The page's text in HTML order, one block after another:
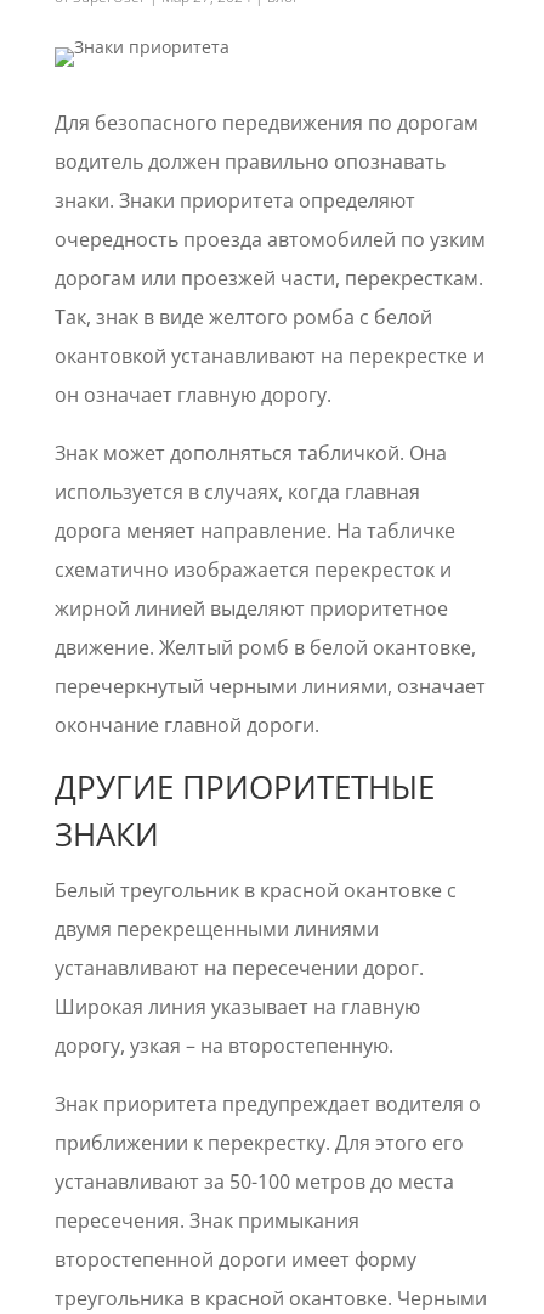
Для безопасного передвижения по дорогам
водитель должен правильно опознавать
знаки. Знаки приоритета определяют
очередность проезда автомобилей по узким
дорогам или проезжей части, перекресткам.
Так, знак в виде желтого ромба с белой
окантовкой устанавливают на перекрестке и
он означает главную дорогу.
Знак может дополняться табличкой. Она
используется в случаях, когда главная
дорога меняет направление. На табличке
схематично изображается перекресток и
жирной линией выделяют приоритетное
движение. Желтый ромб в белой окантовке,
перечеркнутый черными линиями, означает
окончание главной дороги.
ДРУГИЕ ПРИОРИТЕТНЫЕ
ЗНАКИ
Белый треугольник в красной окантовке с
двумя перекрещенными линиями
устанавливают на пересечении дорог.
Широкая линия указывает на главную
дорогу, узкая – на второстепенную.
Знак приоритета предупреждает водителя о
приближении к перекрестку. Для этого его
устанавливают за 50-100 метров до места
пересечения. Знак примыкания
второстепенной дороги имеет форму
треугольника в красной окантовке. Черными